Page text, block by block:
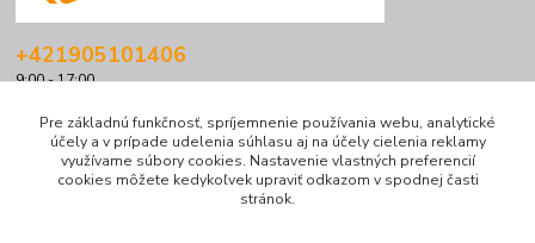
+421905101406
9:00 - 17:00
info@kolibriboats.sk
Pre základnú funkčnosť, spríjemnenie používania webu, analytické
účely a v prípade udelenia súhlasu aj na účely cielenia reklamy
využívame súbory cookies. Nastavenie vlastných preferencií
cookies môžete kedykoľvek upraviť odkazom v spodnej časti
stránok.